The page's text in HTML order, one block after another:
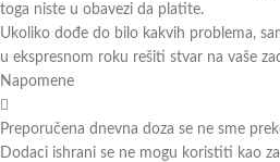
toga niste u obavezi da platite.
Ukoliko dođe do bilo kakvih problema,
u ekspresnom roku rešiti stvar na vaše
Napomene
Preporučena dnevna doza se ne sme
Dodaci ishrani se ne mogu koristiti kao